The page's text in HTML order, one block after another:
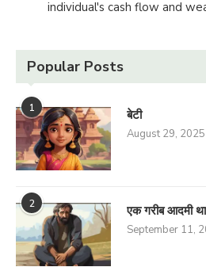
individual's cash flow and
Popular Posts
1 बेटी
August 29, 2025
2 एक गरीब आदमी
September 11,